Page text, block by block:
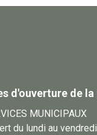
d'ouverture de
MUNICIPAUX
du lundi au